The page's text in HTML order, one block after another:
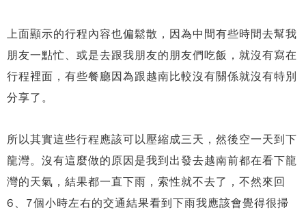
上面顯示的行程內容也偏鬆散，因為中間有些時間去幫我
朋友一點忙、或是去跟我朋友的朋友們吃飯，就沒有寫在
行程裡面，有些餐廳因為跟越南比較沒有關係就沒有特別
分享了。
所以其實這些行程應該可以壓縮成三天，然後空一天到下
龍灣。沒有這麼做的原因是我到出發去越南前都在看下龍
灣的天氣，結果都一直下雨，索性就不去了，不然來回
6、7個小時左右的交通結果看到下雨我應該會覺得很掃